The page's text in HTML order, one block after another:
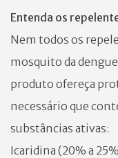
Entenda os
Nem todos os
mosquito da
produto ofereça
necessário que
substâncias ativas:
Icaridina (20% a